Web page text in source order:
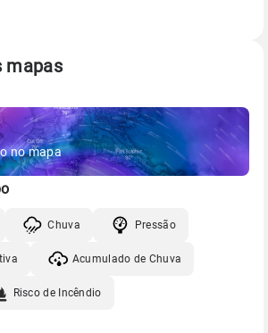
mapas
no mapa
Chuva Pressão
Acumulado de Chuva
Risco de Incêndio